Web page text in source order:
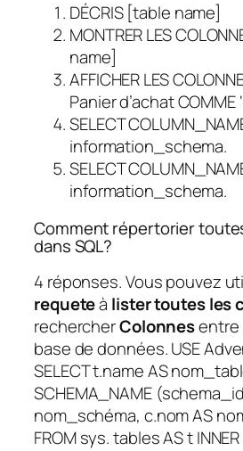
DÉCRIS [table name]
MONTRER LES
name]
AFFICHER LES
Panier d’achat COMME
SELECT
information_schema.
SELECT
information_schema.
Comment répertorier
dans SQL?
4 réponses. Vous pouvez
requeteà lister toutes les
rechercherColonnesentre
base de données. USE
SELECT t.name AS
SCHEMA_NAME
nom_schéma, c.nom AS
FROM sys. tables AS t